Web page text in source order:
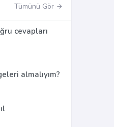
Tümünü Gör
cevapları
almalıyım?